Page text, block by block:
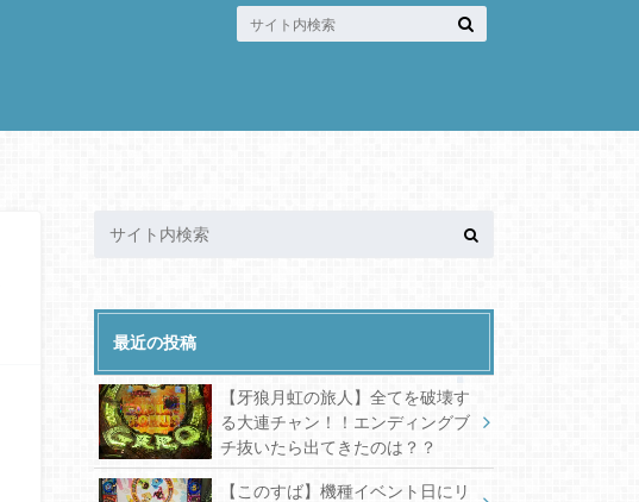
最近の投稿
【牙狼月虹の旅人】全てを破壊す
る大連チャン！！エンディングブ
チ抜いたら出てきたのは？？
【このすば】機種イベント日にリ